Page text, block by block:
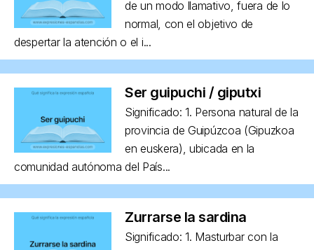
de un modo llamativo, fuera de lo
normal, con el objetivo de
despertar la atención o el i...
Ser guipuchi / giputxi
Significado: 1. Persona natural de la
provincia de Guipúzcoa (Gipuzkoa
en euskera), ubicada en la
comunidad autónoma del País...
Zurrarse la sardina
Significado: 1. Masturbar con la